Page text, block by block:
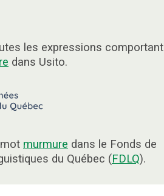
les expressions
dans Usito.
murmure dans le Fonds de
du Québec (FDLQ).